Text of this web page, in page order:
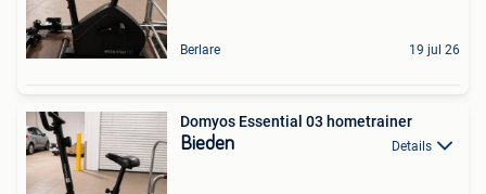
Berlare 19 jul 26
Domyos Essential 03 hometrainer
Bieden Details